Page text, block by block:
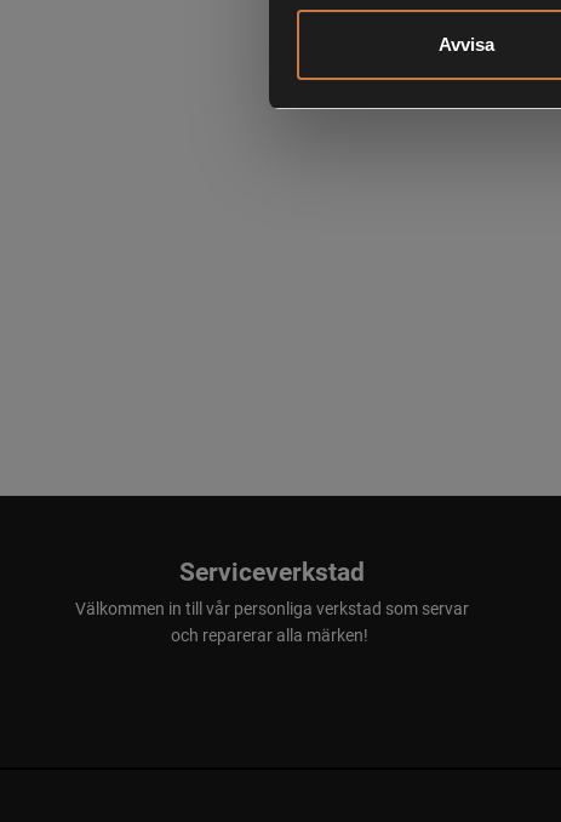
Avvisa
Serviceverkstad
Välkommen in till vår personliga verkstad som servar
och reparerar alla märken!